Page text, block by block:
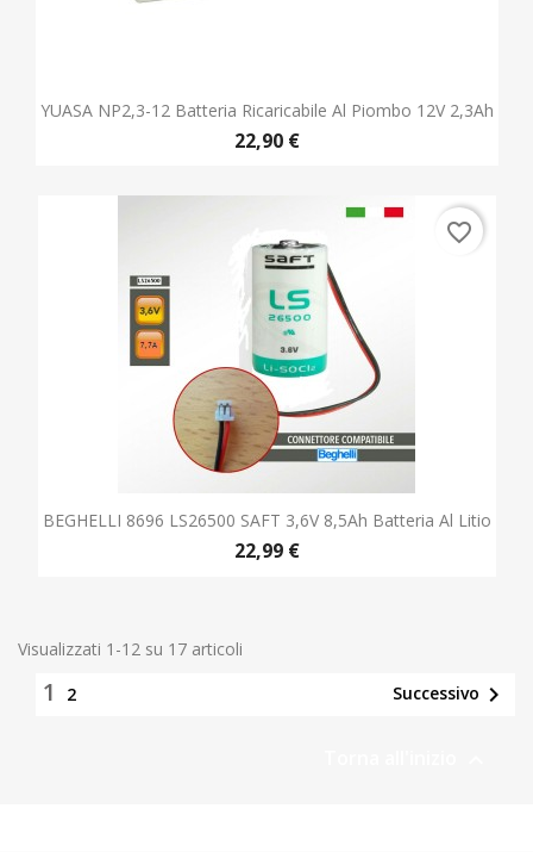
YUASA NP2,3-12 Batteria Ricaricabile Al Piombo 12V 2,3Ah
22,90 €
BEGHELLI 8696 LS26500 SAFT 3,6V 8,5Ah Batteria Al Litio
22,99 €
favorite_border
Visualizzati 1-12 su 17 articoli
1 2 Successivo 